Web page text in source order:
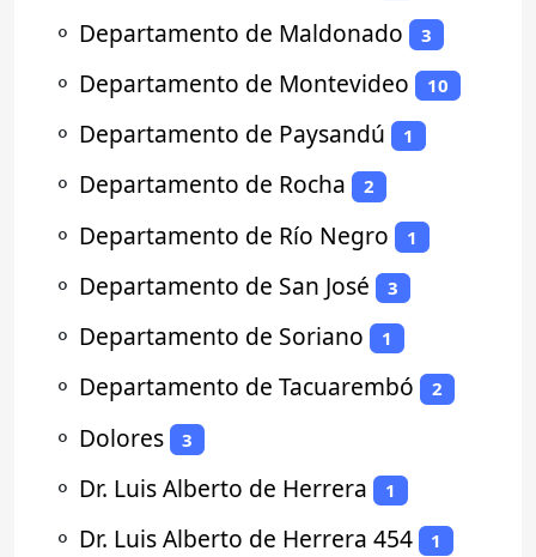
⚬ Departamento de Maldonado 3
⚬ Departamento de Montevideo 10
⚬ Departamento de Paysandú 1
⚬ Departamento de Rocha 2
⚬ Departamento de Río Negro 1
⚬ Departamento de San José 3
⚬ Departamento de Soriano 1
⚬ Departamento de Tacuarembó 2
⚬ Dolores 3
⚬ Dr. Luis Alberto de Herrera 1
⚬ Dr. Luis Alberto de Herrera 454 1